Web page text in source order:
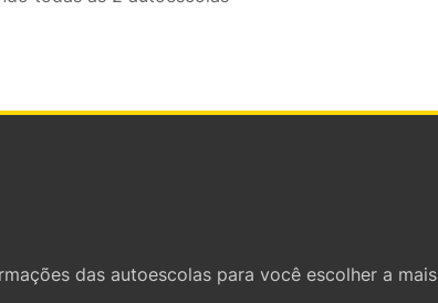
das autoescolas para você escolher a mais